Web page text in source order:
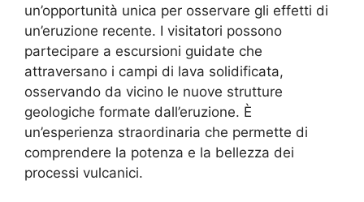
un’opportunità unica per osservare gli effetti di
un’eruzione recente. I visitatori possono
partecipare a escursioni guidate che
attraversano i campi di lava solidificata,
osservando da vicino le nuove strutture
geologiche formate dall’eruzione. È
un’esperienza straordinaria che permette di
comprendere la potenza e la bellezza dei
processi vulcanici.